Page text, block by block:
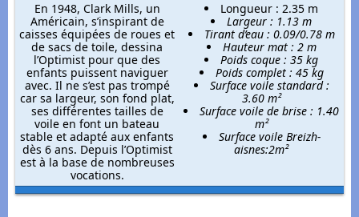
En 1948, Clark Mills, un
Américain, s’inspirant de
caisses équipées de roues et
de sacs de toile, dessina
l’Optimist pour que des
enfants puissent naviguer
avec. Il ne s’est pas trompé
car sa largeur, son fond plat,
ses différentes tailles de
voile en font un bateau
stable et adapté aux enfants
dès 6 ans. Depuis l’Optimist
est à la base de nombreuses
vocations.
Longueur : 2.35 m
Largeur : 1.13 m
Tirant d’eau : 0.09/0.78 m
Hauteur mat : 2 m
Poids coque : 35 kg
Poids complet : 45 kg
Surface voile standard :
3.60 m²
Surface voile de brise : 1.40
m²
Surface voile Breizh-
aisnes:2m²